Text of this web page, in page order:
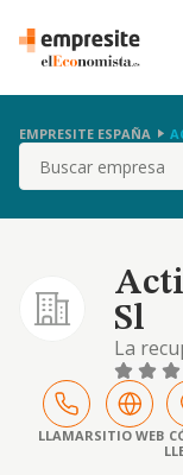
EMPRESITE ESPAÑA
Buscar
Sl
La
bienes
LLAMARSITIO WEB